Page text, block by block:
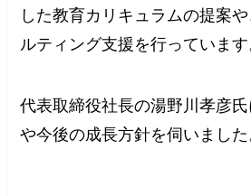
した教育カリキュラムの提案
ルティング支援を行っています
代表取締役社長の湯野川孝彦
や今後の成長方針を伺いました